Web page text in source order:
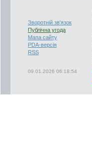
Зворотній зв'язок
Публічна угода
Мапа сайту
PDA-версія
RSS
09.01.2026 06:18:54